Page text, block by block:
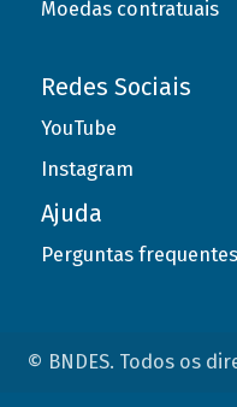
Moedas contratuais
Redes Sociais
YouTube
Instagram
Ajuda
Perguntas frequentes
© BNDES. Todos os